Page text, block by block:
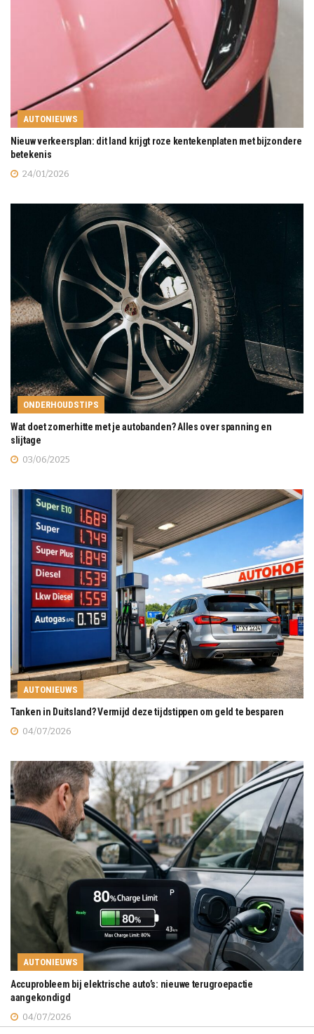
AUTONIEUWS
Nieuw verkeersplan: dit land krijgt roze kentekenplaten met bijzondere
betekenis
24/01/2026
ONDERHOUDSTIPS
Wat doet zomerhitte met je autobanden? Alles over spanning en
slijtage
03/06/2025
AUTONIEUWS
Tanken in Duitsland? Vermijd deze tijdstippen om geld te besparen
04/07/2026
AUTONIEUWS
Accuprobleem bij elektrische auto’s: nieuwe terugroepactie
aangekondigd
04/07/2026